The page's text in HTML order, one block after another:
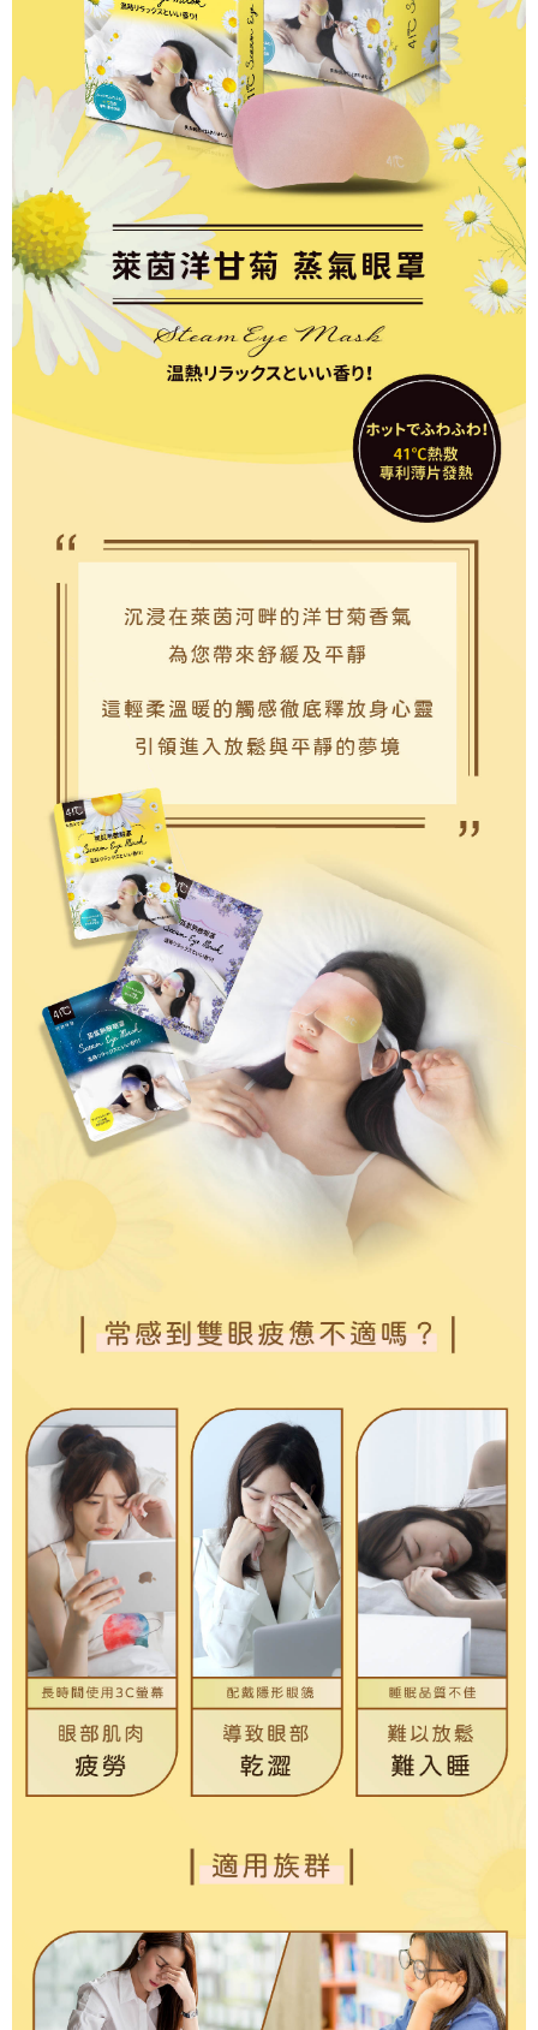
權轉讓予恩沛科技股份有限公司。
２．關於個人資料處理事宜，請瀏覽以下網址：
https://aftee.tw/terms/#terms3
３．未成年的使用者請事先徵得法定代理人或監護人之同意方可使用
「AFTEE先享後付」，若未經同意申辦者引起之損失，本公司不負相關責
任。
４．使用「AFTEE先享後付」時，將依據個別帳號之用戶狀況，依本公司即
時審查核予不同之上限額度；若仍有額度不足之情形，本公司將視審查結果
請求用戶進行身份認證。
５．嚴禁一人註冊多個帳號或使用他人資訊註冊。若發現惡意使用之情形，
恩沛科技股份有限公司將有權停止該用戶之使用額度並採取法律行動。